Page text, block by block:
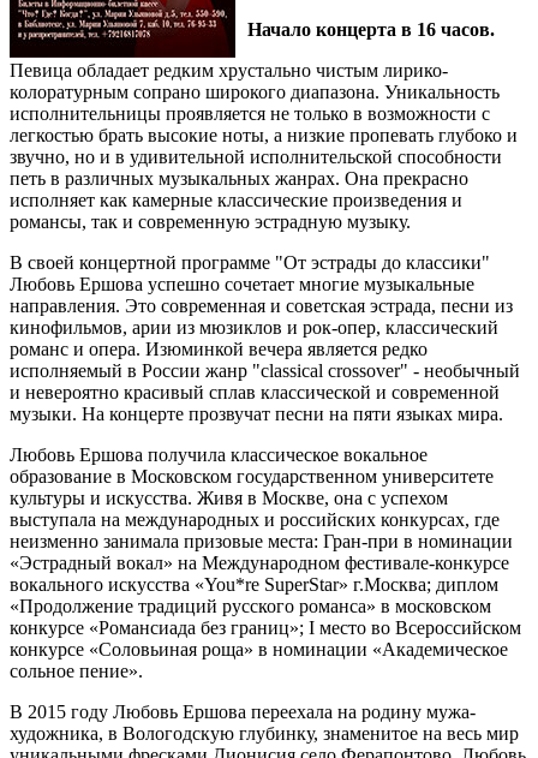
Начало концерта в 16 часов.
Певица обладает редким хрустально чистым лирико-
колоратурным сопрано широкого диапазона. Уникальность
исполнительницы проявляется не только в возможности с
легкостью брать высокие ноты, а низкие пропевать глубоко и
звучно, но и в удивительной исполнительской способности
петь в различных музыкальных жанрах. Она прекрасно
исполняет как камерные классические произведения и
романсы, так и современную эстрадную музыку.
В своей концертной программе "От эстрады до классики"
Любовь Ершова успешно сочетает многие музыкальные
направления. Это современная и советская эстрада, песни из
кинофильмов, арии из мюзиклов и рок-опер, классический
романс и опера. Изюминкой вечера является редко
исполняемый в России жанр "classical crossover" - необычный
и невероятно красивый сплав классической и современной
музыки. На концерте прозвучат песни на пяти языках мира.
Любовь Ершова получила классическое вокальное
образование в Московском государственном университете
культуры и искусства. Живя в Москве, она с успехом
выступала на международных и российских конкурсах, где
неизменно занимала призовые места: Гран-при в номинации
«Эстрадный вокал» на Международном фестивале-конкурсе
вокального искусства «You*re SuperStar» г.Москва; диплом
«Продолжение традиций русского романса» в московском
конкурсе «Романсиада без границ»; I место во Всероссийском
конкурсе «Соловьиная роща» в номинации «Академическое
сольное пение».
В 2015 году Любовь Ершова переехала на родину мужа-
художника, в Вологодскую глубинку, знаменитое на весь мир